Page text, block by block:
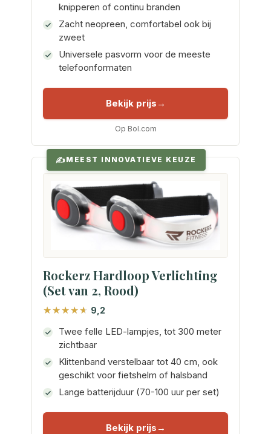
knipperen of continu branden
Zacht neopreen, comfortabel ook bij
zweet
Universele pasvorm voor de meeste
telefoonformaten
Bekijk prijs
Op Bol.com
MEEST INNOVATIEVE KEUZE
Rockerz Hardloop Verlichting
(Set van 2, Rood)
9,2
Twee felle LED-lampjes, tot 300 meter
zichtbaar
Klittenband verstelbaar tot 40 cm, ook
geschikt voor fietshelm of halsband
Lange batterijduur (70-100 uur per set)
Bekijk prijs